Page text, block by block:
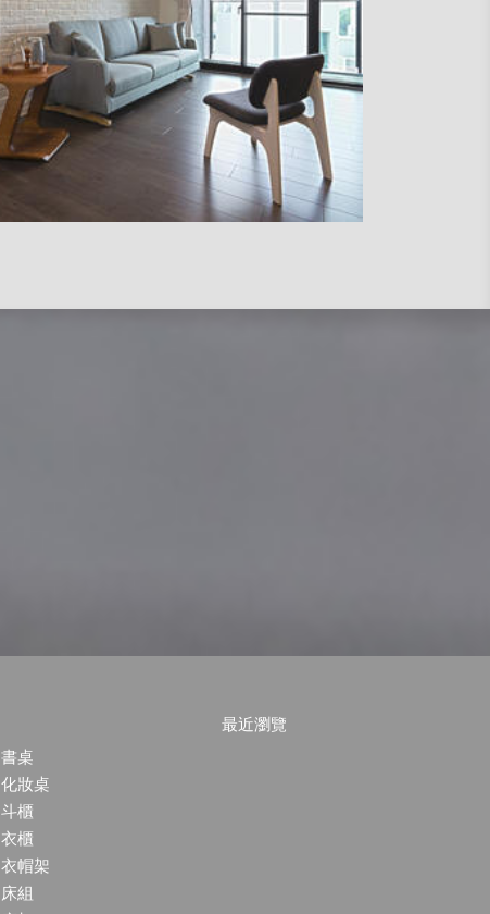
書桌
化妝桌
斗櫃
衣櫃
衣帽架
床組
最近瀏覽